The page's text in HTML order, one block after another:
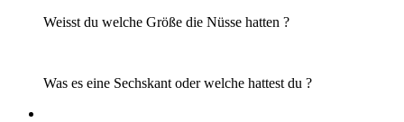
Weisst du welche Größe die Nüsse hatten ?
Was es eine Sechskant oder welche hattest du ?